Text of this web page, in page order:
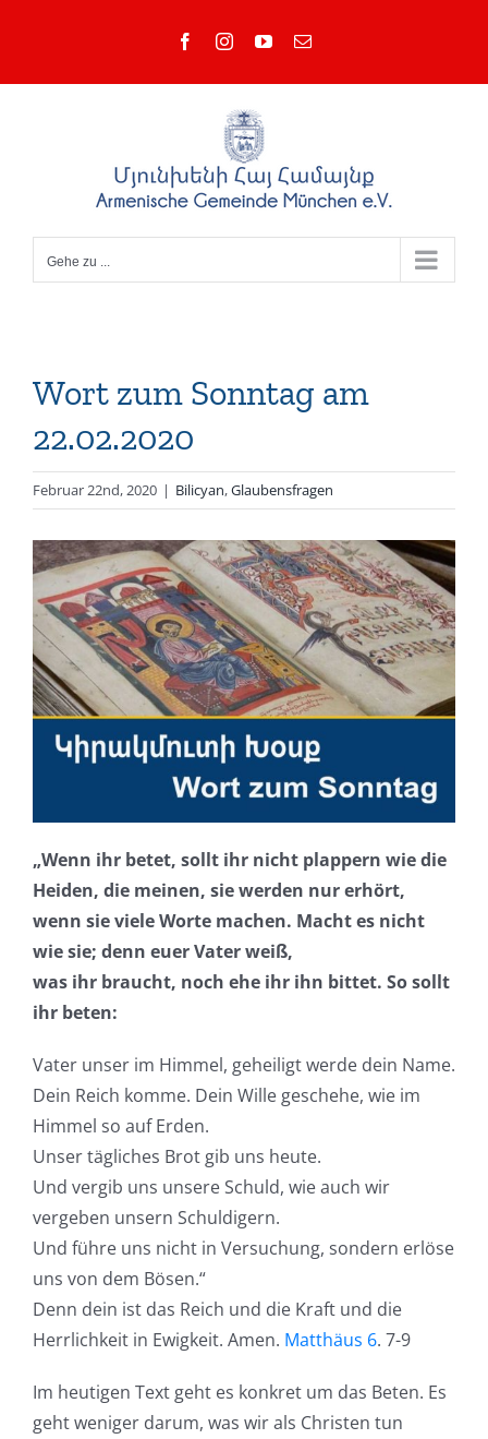
FacebookInstagramYouTube
E-
Gehe zu ...
Wort zum Sonntag am
22.02.2020
Februar 22nd, 2020 | Bilicyan,Glaubensfragen
„Wenn ihr betet, sollt ihr nicht plappern wie die
Heiden, die meinen, sie werden nur erhört,
wenn sie viele Worte machen. Macht es nicht
wie sie; denn euer Vater weiß,
was ihr braucht, noch ehe ihr ihn bittet. So sollt
ihr beten:
Vater unser im Himmel, geheiligt werde dein Name.
Dein Reich komme. Dein Wille geschehe, wie im
Himmel so auf Erden.
Unser tägliches Brot gib uns heute.
Und vergib uns unsere Schuld, wie auch wir
vergeben unsern Schuldigern.
Und führe uns nicht in Versuchung, sondern erlöse
uns von dem Bösen.“
Denn dein ist das Reich und die Kraft und die
Herrlichkeit in Ewigkeit. Amen. Matthäus 6. 7-9
Im heutigen Text geht es konkret um das Beten. Es
geht weniger darum, was wir als Christen tun